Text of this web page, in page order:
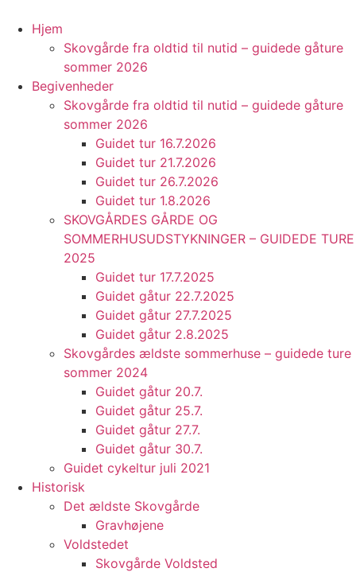
Hjem
Skovgårde fra oldtid til nutid – guidede gåture
sommer 2026
Begivenheder
Skovgårde fra oldtid til nutid – guidede gåture
sommer 2026
Guidet tur 16.7.2026
Guidet tur 21.7.2026
Guidet tur 26.7.2026
Guidet tur 1.8.2026
SKOVGÅRDES GÅRDE OG
SOMMERHUSUDSTYKNINGER – GUIDEDE TURE
2025
Guidet tur 17.7.2025
Guidet gåtur 22.7.2025
Guidet gåtur 27.7.2025
Guidet gåtur 2.8.2025
Skovgårdes ældste sommerhuse – guidede ture
sommer 2024
Guidet gåtur 20.7.
Guidet gåtur 25.7.
Guidet gåtur 27.7.
Guidet gåtur 30.7.
Guidet cykeltur juli 2021
Historisk
Det ældste Skovgårde
Gravhøjene
Voldstedet
Skovgårde Voldsted